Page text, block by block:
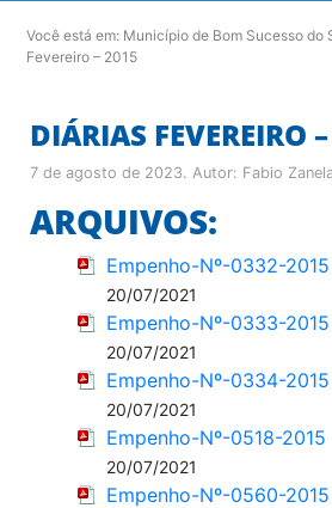
Você está em: Município de Bom Sucesso do
Fevereiro – 2015
DIÁRIAS FEVEREIRO
7 de agosto de 2023. Autor: Fabio
ARQUIVOS:
Empenho-Nº-0332-2015
20/07/2021
Empenho-Nº-0333-2015
20/07/2021
Empenho-Nº-0334-2015
20/07/2021
Empenho-Nº-0518-2015
20/07/2021
Empenho-Nº-0560-2015